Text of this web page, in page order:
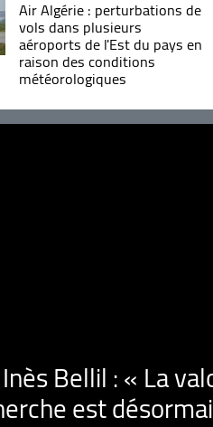
Air Algérie : perturbations de
vols dans plusieurs
aéroports de l'Est du pays en
raison des conditions
météorologiques
Bellil : « La
est